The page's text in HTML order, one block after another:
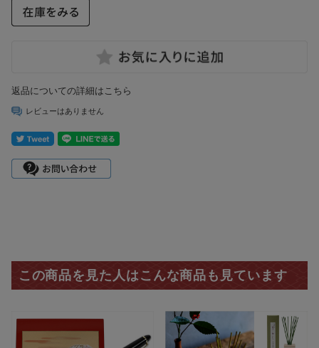
返品についての詳細はこちら
レビューはありません
この商品を見た人はこんな商品も見ています